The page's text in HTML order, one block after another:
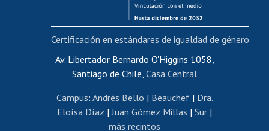
Cursos internos de capacitación
Bienestar del personal
Portal de movilidad interna
Certificado de renta
Certificado de renta honorarios
Editar páginas blancas
Av. Libertador Bernardo O'Higgins 1058,
Santiago de Chile, Casa Central
Campus: Andrés Bello | Beauchef| Dra.
Eloísa Díaz |Juan Gómez Millas | Sur |
más recintos
Certificación en estándares de igualdad de género